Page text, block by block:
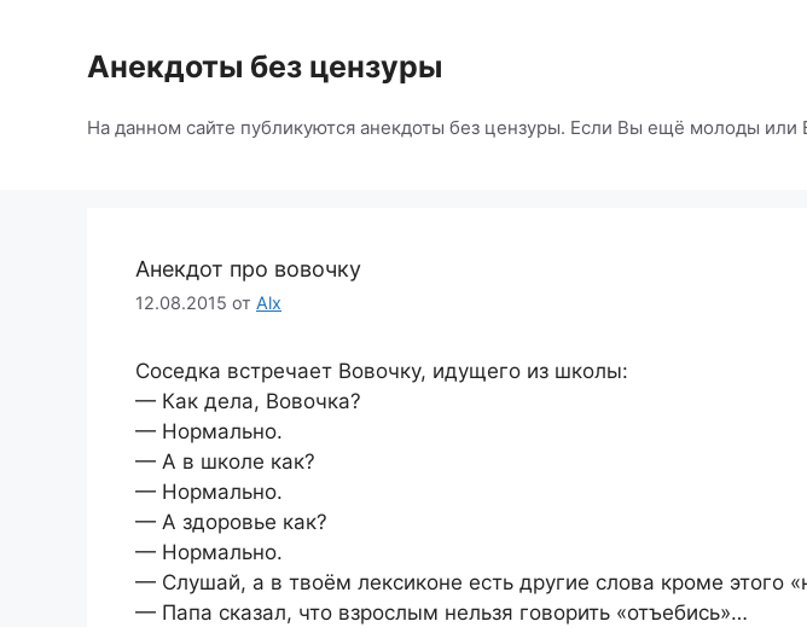
содержимомуАнекдоты без цензуры
На данном сайте публикуются анекдоты без цензуры. Если Вы ещё молоды или
Анекдот про вовочку
12.08.2015 от Alx
Соседка встречает Вовочку, идущего из школы:
— Как дела, Вовочка?
— Нормально.
— А в школе как?
— Нормально.
— А здоровье как?
— Нормально.
— Слушай, а в твоём лексиконе есть другие слова кроме этого
— Папа сказал, что взрослым нельзя говорить «отъебись»…